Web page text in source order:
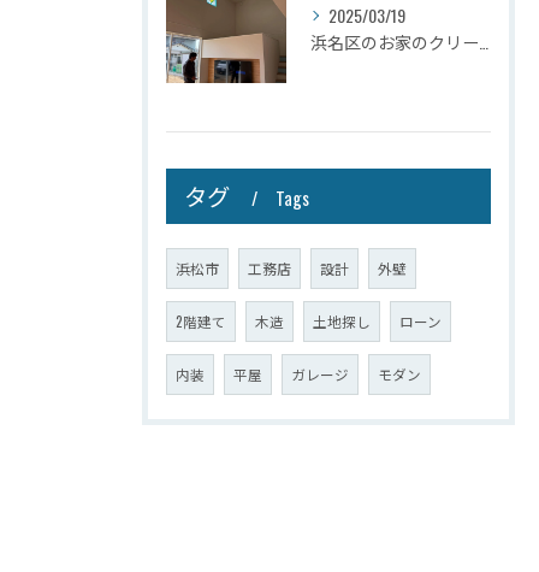
2025/03/19
タグ Tags
浜松市 工務店 設計 外壁
2階建て 木造 土地探し ローン
内装 平屋 ガレージ モダン